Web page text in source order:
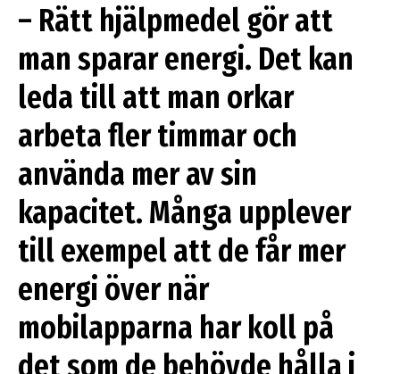
– Rätt hjälpmedel gör att
man sparar energi. Det kan
leda till att man orkar
arbeta fler timmar och
använda mer av sin
kapacitet. Många upplever
till exempel att de får mer
energi över när
mobilapparna har koll på
det som de behövde hålla i